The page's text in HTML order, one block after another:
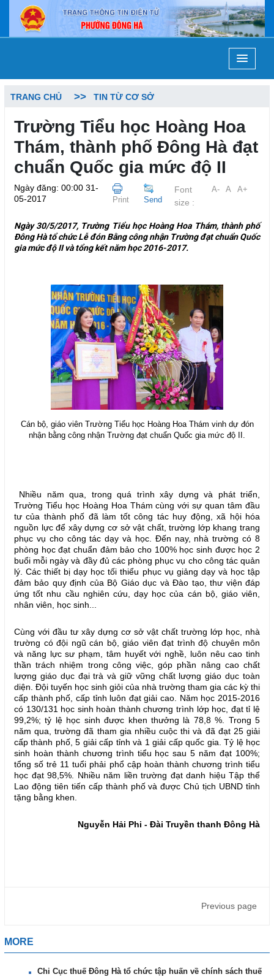
TRANG CHỦ TIN TỪ CƠ SỞ
Trường Tiểu học Hoàng Hoa
Thám, thành phố Đông Hà đạt
chuẩn Quốc gia mức độ II
Ngày đăng: 00:00 31-
05-2017
Print Send
Font
size :
A- A A+
Ngày 30/5/2017, Trường Tiểu học Hoàng Hoa Thám, thành phố
Đông Hà tổ chức Lễ đón Bằng công nhận Trường đạt chuẩn Quốc
gia mức độ II và tổng kết năm học 2016-2017.
Cán bộ, giáo viên Trường Tiểu học Hoàng Hoa Thám vinh dự đón
nhận bằng công nhận Trường đạt chuẩn Quốc gia mức độ II.
Nhiều năm qua, trong quá trình xây dựng và phát triển,
Trường Tiểu học Hoàng Hoa Thám cùng với sự quan tâm đầu
tư của thành phố đã làm tốt công tác huy động, xã hội hóa
nguồn lực để xây dựng cơ sở vật chất, trường lớp khang trang
phục vụ cho công tác dạy và học. Đến nay, nhà trường có 8
phòng học đạt chuẩn đảm bảo cho 100% học sinh được học 2
buổi mỗi ngày và đầy đủ các phòng phục vụ cho công tác quản
lý. Các thiết bị dạy học tối thiểu phục vụ giảng dạy và học tập
đảm bảo quy định của Bộ Giáo dục và Đào tạo, thư viện đáp
ứng tốt nhu cầu nghiên cứu, dạy học của cán bộ, giáo viên,
nhân viên, học sinh...
Cùng với đầu tư xây dựng cơ sở vật chất trường lớp học, nhà
trường có đội ngũ cán bộ, giáo viên đạt trình độ chuyên môn
và năng lực sư phạm, tâm huyết với nghề, luôn nêu cao tinh
thần trách nhiệm trong công việc, góp phần nâng cao chất
lượng giáo dục đại trà và giữ vững chất lượng giáo dục toàn
diện. Đội tuyến học sinh giỏi của nhà trường tham gia các kỳ thi
cấp thành phố, cấp tỉnh luôn đạt giải cao. Năm học 2015-2016
có 130/131 học sinh hoàn thành chương trình lớp học, đạt tỉ lệ
99,2%; tỷ lệ học sinh được khen thưởng là 78,8 %. Trong 5
năm qua, trường đã tham gia nhiều cuộc thi và đã đạt 25 giải
cấp thành phố, 5 giải cấp tỉnh và 1 giải cấp quốc gia. Tỷ lệ học
sinh hoàn thành chương trình tiểu học sau 5 năm đạt 100%;
tổng số trẻ 11 tuổi phải phổ cập hoàn thành chương trình tiểu
học đạt 98,5%. Nhiều năm liền trường đạt danh hiệu Tập thể
Lao động tiên tiến cấp thành phố và được Chủ tịch UBND tỉnh
tặng bằng khen.
Nguyễn Hải Phi - Đài Truyền thanh Đông Hà
Previous page
MORE
Chi Cục thuế Đông Hà tổ chức tập huấn về chính sách thuế